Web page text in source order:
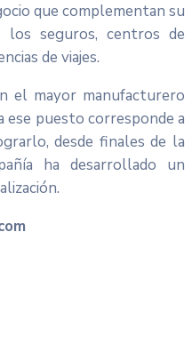
que complementan su
los seguros, centros de
de viajes.
el mayor manufacturero
ese puesto corresponde a
desde finales de la
ha desarrollado un